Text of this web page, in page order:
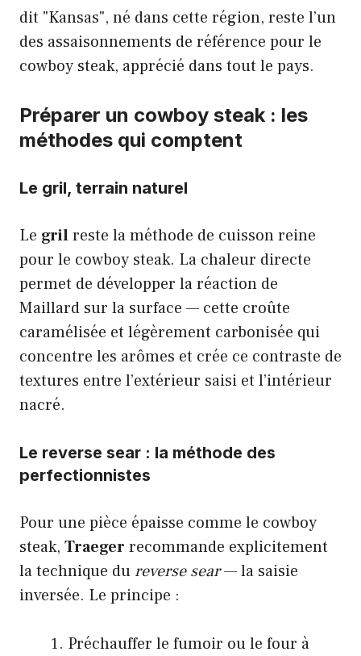
dit "Kansas", né dans cette région, reste l’un
des assaisonnements de référence pour le
cowboy steak, apprécié dans tout le pays.
Préparer un cowboy steak : les
méthodes qui comptent
Le gril, terrain naturel
Le grilreste la méthode de cuisson reine
pour le cowboy steak. La chaleur directe
permet de développer la réaction de
Maillard sur la surface — cette croûte
caramélisée et légèrement carbonisée qui
concentre les arômes et crée ce contraste de
textures entre l’extérieur saisi et l’intérieur
nacré.
Le reverse sear : la méthode des
perfectionnistes
Pour une pièce épaisse comme le cowboy
steak, Traeger recommande explicitement
la technique dureverse sear— la saisie
inversée. Le principe :
Préchauffer le fumoir ou le four à